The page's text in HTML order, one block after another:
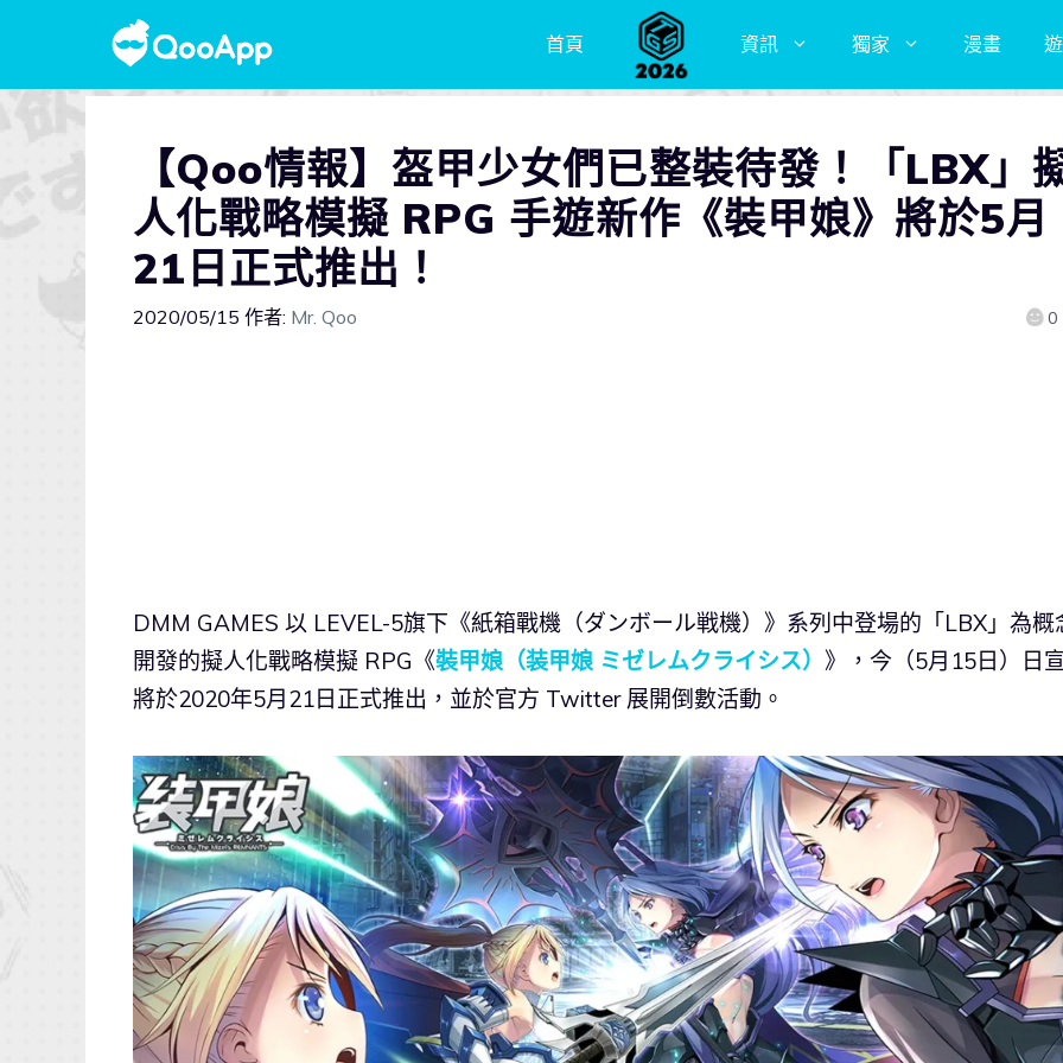
首頁 資訊 獨家 漫畫
【Qoo情報】盔甲少女們已整裝待發！「LBX」
人化戰略模擬 RPG 手遊新作《裝甲娘》將於5月
21日正式推出！
2020/05/15 作者: Mr. Qoo 0
DMM GAMES 以 LEVEL-5旗下《紙箱戰機（ダンボール戦機）》系列中登場的「LBX」為概
開發的擬人化戰略模擬 RPG《裝甲娘（装甲娘 ミゼレムクライシス） 》，今（5月15日）日
將於2020年5月21日正式推出，並於官方 Twitter 展開倒數活動。